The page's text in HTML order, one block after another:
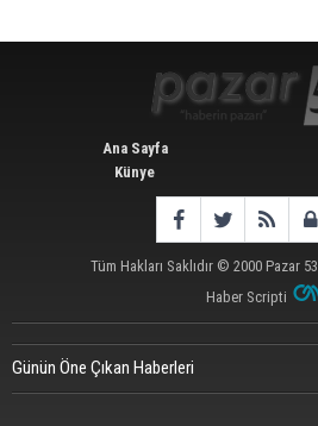
Ana Sayfa
Künye
Tüm Hakları Saklıdır © 2000 Pazar 53
Haber Scripti
Günün Öne Çıkan Haberleri